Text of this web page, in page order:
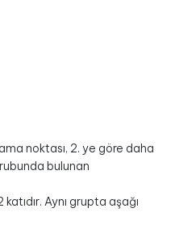
noktası, 2. ye göre daha
bulunan
Aynı grupta aşağı